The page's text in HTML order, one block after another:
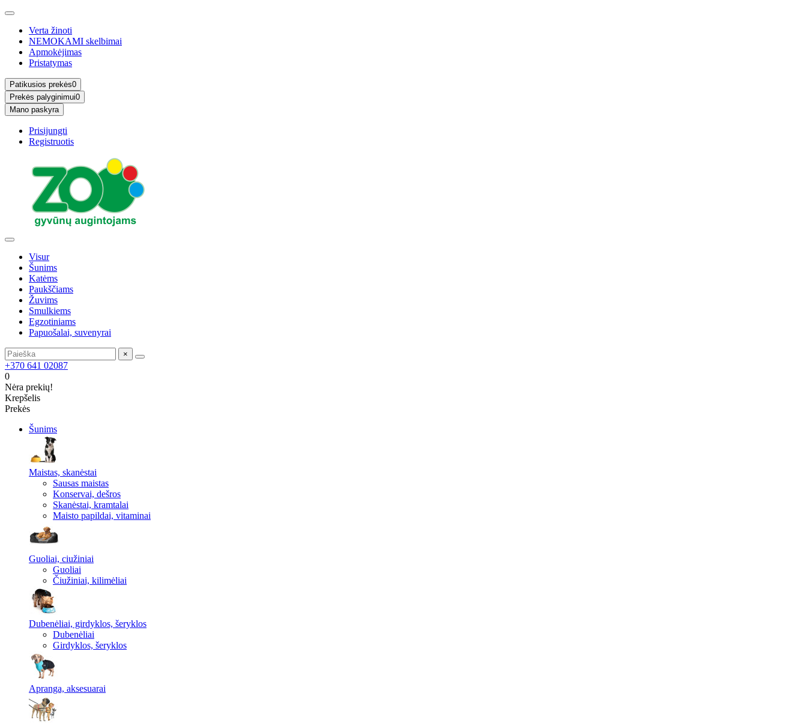
Verta žinoti
NEMOKAMI skelbimai
Apmokėjimas
Pristatymas
Patikusios prekės0
Prekės palyginimui0
Mano paskyra
Prisijungti
Registruotis
Visur
Šunims
Katėms
Paukščiams
Žuvims
Smulkiems
Egzotiniams
Papuošalai, suvenyrai
×
+370 641 02087
0
Nėra prekių!
Krepšelis
Prekės
Šunims
Maistas, skanėstai
Sausas maistas
Konservai, dešros
Skanėstai, kramtalai
Maisto papildai, vitaminai
Guoliai, ciužiniai
Guoliai
Čiužiniai, kilimėliai
Dubenėliai, girdyklos, šeryklos
Dubenėliai
Girdyklos, šeryklos
Apranga, aksesuarai